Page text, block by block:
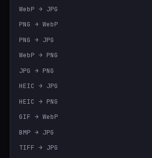
WebP → JPG
PNG → WebP
PNG → JPG
WebP → PNG
JPG → PNG
HEIC → JPG
HEIC → PNG
GIF → WebP
BMP → JPG
TIFF → JPG